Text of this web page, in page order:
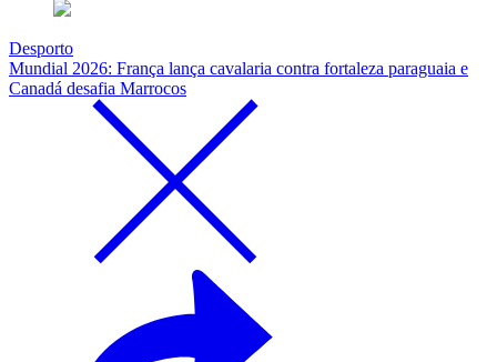
Desporto
Mundial 2026: França lança cavalaria contra fortaleza paraguaia e
Canadá desafia Marrocos